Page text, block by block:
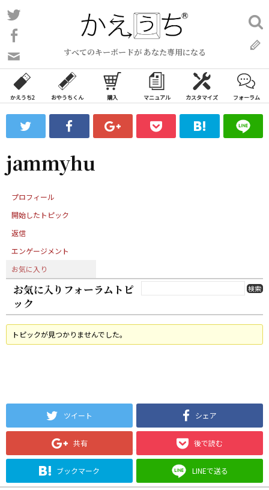
コ
ン
ン
ツ
ス
ッ
プ
すべてのキーボードが あなた専用になる
い
合
わ
フ
ォ
ム
検
索:
かえうち2 おやうちくん 購入 マニュアル カスタマイズ フォーラム
jammyhu
プロフィール
開始したトピック
返信
エンゲージメント
お気に入り
お気に入りフォーラムトピ
ック
トピックが見つかりませんでした。
ツイート シェア
共有 後で読む
ブックマーク LINEで送る